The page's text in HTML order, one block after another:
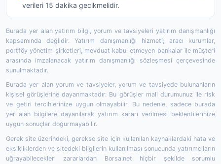
verileri 15 dakika gecikmelidir.
Burada yer alan yatırım bilgi, yorum ve tavsiyeleri yatırım danışmanlığı
kapsamında değildir. Yatırım danışmanlığı hizmeti; aracı kurumlar,
portföy yönetim şirketleri, mevduat kabul etmeyen bankalar ile müşteri
arasında imzalanacak yatırım danışmanlığı sözleşmesi çerçevesinde
sunulmaktadır.
Burada yer alan yorum ve tavsiyeler, yorum ve tavsiyede bulunanların
kişisel görüşlerine dayanmaktadır. Bu görüşler mali durumunuz ile risk
ve getiri tercihlerinize uygun olmayabilir. Bu nedenle, sadece burada
yer alan bilgilere dayanılarak yatırım kararı verilmesi beklentilerinize
uygun sonuçlar doğurmayabilir.
Gerek site üzerindeki, gerekse site için kullanılan kaynaklardaki hata ve
eksikliklerden ve sitedeki bilgilerin kullanılması sonucunda yatırımcıların
uğrayabilecekleri zararlardan Borsa.net hiçbir şekilde sorumlu